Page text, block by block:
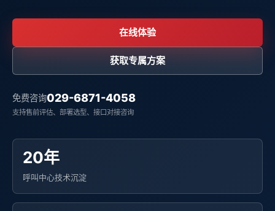
在线体验
获取专属方案
免费咨询029-6871-4058
支持售前评估、部署选型、接口对接咨询
20年
呼叫中心技术沉淀